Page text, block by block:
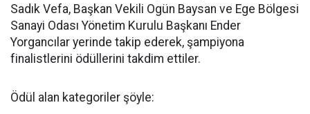
Sadık Vefa, Başkan Vekili Ogün Baysan ve Ege Bölgesi
Sanayi Odası Yönetim Kurulu Başkanı Ender
Yorgancılar yerinde takip ederek, şampiyona
finalistlerini ödüllerini takdim ettiler.
Ödül alan kategoriler şöyle: